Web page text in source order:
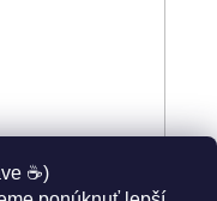
☕)